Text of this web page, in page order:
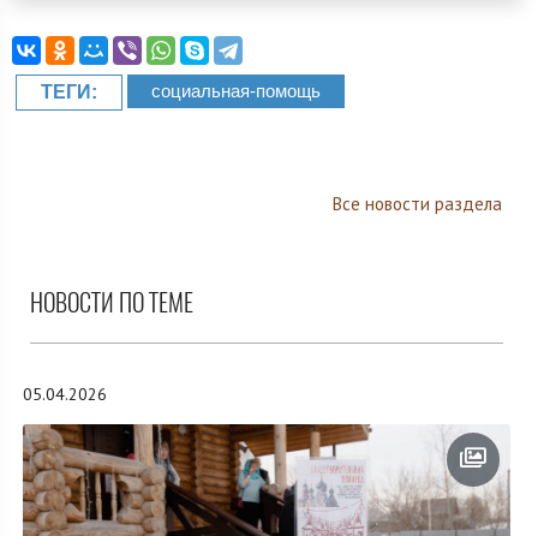
ТЕГИ: социальная-помощь
Все новости раздела
НОВОСТИ ПО ТЕМЕ
05.04.2026